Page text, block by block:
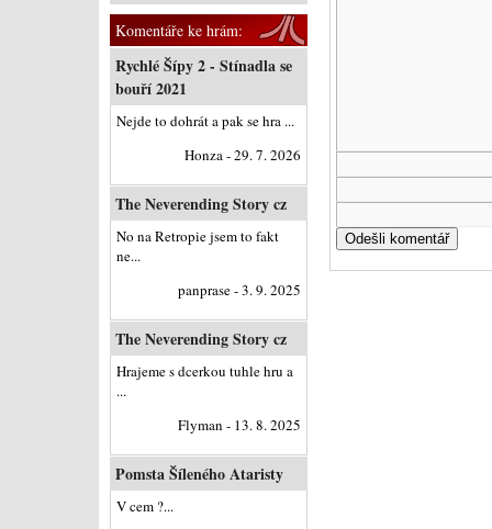
Komentáře ke hrám:
Rychlé Šípy 2 - Stínadla se
bouří 2021
Nejde to dohrát a pak se hra ...
Honza - 29. 7. 2026
The Neverending Story cz
No na Retropie jsem to fakt
ne...
panprase - 3. 9. 2025
The Neverending Story cz
Hrajeme s dcerkou tuhle hru a
...
Flyman - 13. 8. 2025
Pomsta Šíleného Ataristy
V cem ?...